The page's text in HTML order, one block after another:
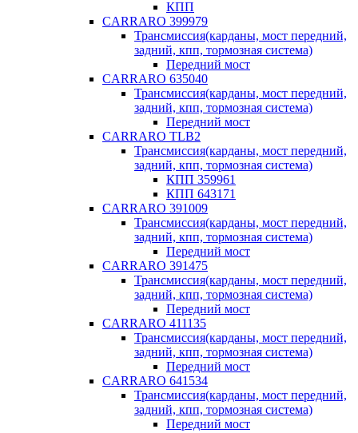
КПП
CARRARO 399979
Трансмиссия(карданы, мост передний,
задний, кпп, тормозная система)
Передний мост
CARRARO 635040
Трансмиссия(карданы, мост передний,
задний, кпп, тормозная система)
Передний мост
CARRARO TLB2
Трансмиссия(карданы, мост передний,
задний, кпп, тормозная система)
КПП 359961
КПП 643171
CARRARO 391009
Трансмиссия(карданы, мост передний,
задний, кпп, тормозная система)
Передний мост
CARRARO 391475
Трансмиссия(карданы, мост передний,
задний, кпп, тормозная система)
Передний мост
CARRARO 411135
Трансмиссия(карданы, мост передний,
задний, кпп, тормозная система)
Передний мост
CARRARO 641534
Трансмиссия(карданы, мост передний,
задний, кпп, тормозная система)
Передний мост